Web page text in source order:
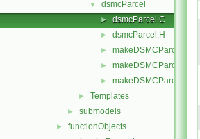
▼ dsmcParcel
► dsmcParcel.C
► dsmcParcel.H
►
►
►
► Templates
► submodels
► functionObjects